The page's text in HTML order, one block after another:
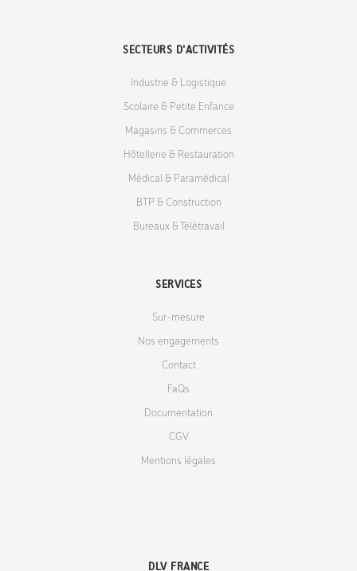
SECTEURS D'ACTIVITÉS
Industrie & Logistique
Scolaire & Petite Enfance
Magasins & Commerces
Hôtellerie & Restauration
Médical & Paramédical
BTP & Construction
Bureaux & Télétravail
SERVICES
Sur-mesure
Nos engagements
Contact
FaQs
Documentation
CGV
Mentions légales
DLV FRANCE